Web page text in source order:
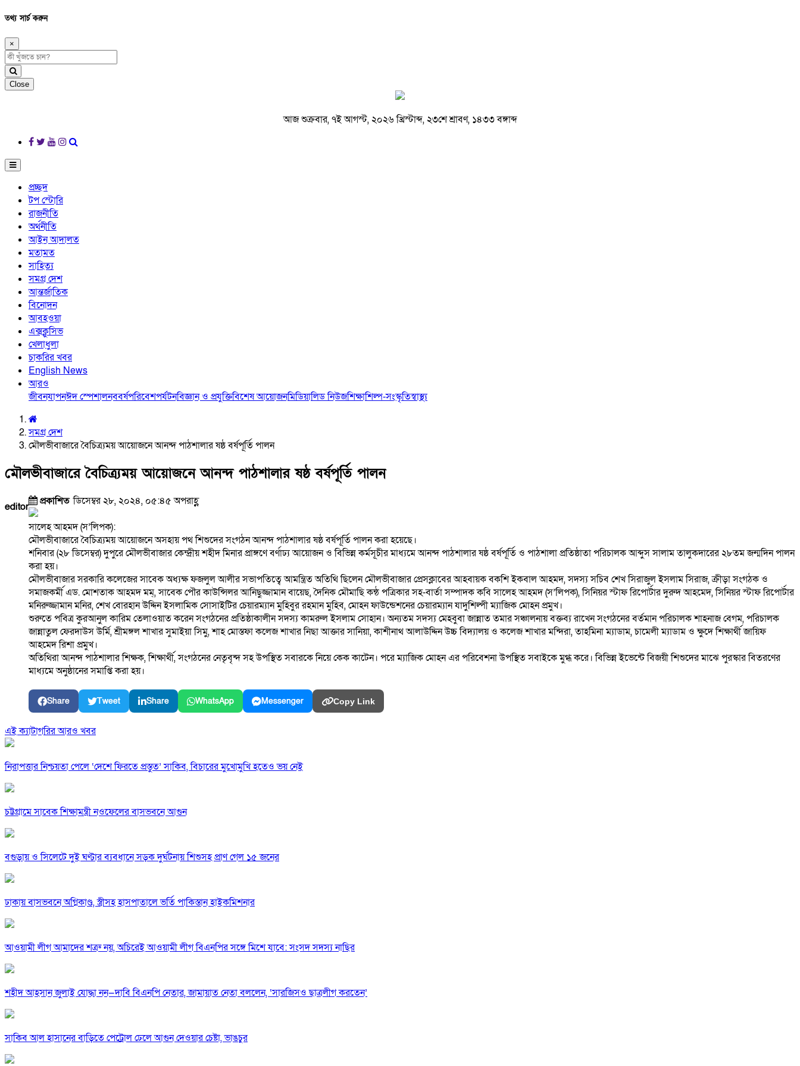
তথ্য সার্চ করুন
×
Close
আজ শুক্রবার, ৭ই আগস্ট, ২০২৬ খ্রিস্টাব্দ, ২৩শে শ্রাবণ, ১৪৩৩ বঙ্গাব্দ
প্রচ্ছদ
টপ স্টোরি
রাজনীতি
অর্থনীতি
আইন আদালত
মতামত
সাহিত্য
সমগ্র দেশ
আন্তর্জাতিক
বিনোদন
আবহওয়া
এক্সক্লুসিভ
খেলাধুলা
চাকরির খবর
English News
আরও
জীবনযাপনঈদ স্পেশালনববর্ষপরিবেশপর্যটনবিজ্ঞান ও প্রযুক্তিবিশেষ আয়োজনমিডিয়ালিড নিউজশিক্ষাশিল্প-সংস্কৃতিস্বাস্থ্য
সমগ্র দেশ
মৌলভীবাজারে বৈচিত্র্যময় আয়োজনে আনন্দ পাঠশালার ষষ্ঠ বর্ষপূর্তি পালন
মৌলভীবাজারে বৈচিত্র্যময় আয়োজনে আনন্দ পাঠশালার ষষ্ঠ বর্ষপূর্তি পালন
editor প্রকাশিতডিসেম্বর ২৮, ২০২৪, ০৫:৪৫ অপরাহ্ণ
সালেহ আহমদ (স’লিপক):
মৌলভীবাজারে বৈচিত্র্যময় আয়োজনে অসহায় পথ শিশুদের সংগঠন আনন্দ পাঠশালার ষষ্ঠ বর্ষপূর্তি পালন করা হয়েছে।
শনিবার (২৮ ডিসেম্বর) দুপুরে মৌলভীবাজার কেন্দ্রীয় শহীদ মিনার প্রাঙ্গণে বর্ণাঢ্য আয়োজন ও বিভিন্ন কর্মসূচীর মাধ্যমে আনন্দ পাঠশালার ষষ্ঠ বর্ষপূর্তি ও পাঠশালা প্রতিষ্ঠাতা পরিচালক আব্দুস সালাম তালুকদারের ২৮তম জন্মদিন পালন
করা হয়।
মৌলভীবাজার সরকারি কলেজের সাবেক অধ্যক্ষ ফজলুল আলীর সভাপতিত্বে আমন্ত্রিত অতিথি ছিলেন মৌলভীবাজার প্রেসক্লাবের আহবায়ক বকশি ইকবাল আহমদ, সদস্য সচিব শেখ সিরাজুল ইসলাম সিরাজ, ক্রীড়া সংগঠক ও
সমাজকর্মী এড. মোশতাক আহমদ মম্, সাবেক পৌর কাউন্সিলর আনিছুজ্জামান বায়েছ, দৈনিক মৌমাছি কন্ঠ পত্রিকার সহ-বার্তা সম্পাদক কবি সালেহ আহমদ (স’লিপক), সিনিয়র স্টাফ রিপোর্টার দুরুদ আহমেদ, সিনিয়র স্টাফ রিপোর্টার
মনিরুজ্জামান মনির, শেখ বোরহান উদ্দিন ইসলামিক সোসাইটির চেয়ারম্যান মুহিবুর রহমান মুহিব, মোহন ফাউন্ডেশনের চেয়ারম্যান যাদুশিল্পী ম্যাজিক মোহন প্রমুখ।
শুরুতে পবিত্র কুরআনুল কারিম তেলাওয়াত করেন সংগঠনের প্রতিষ্ঠাকালীন সদস্য কামরুল ইসলাম সোহান। অন্যতম সদস্য মেহবুবা জান্নাত তমার সঞ্চালনায় বক্তব্য রাখেন সংগঠনের বর্তমান পরিচালক শাহনাজ বেগম, পরিচালক
জান্নাতুল ফেরদাউস উর্মি, শ্রীমঙ্গল শাখার সুমাইয়া সিমু, শাহ মোস্তফা কলেজ শাখার নিছা আক্তার সানিয়া, কাশীনাথ আলাউদ্দিন উচ্চ বিদ্যালয় ও কলেজ শাখার মন্দিরা, তাহমিনা ম্যাডাম, চামেলী ম্যাডাম ও ক্ষুদে শিক্ষার্থী জায়িফ
আহমেদ রিশা প্রমুখ।
অতিথিরা আনন্দ পাঠশালার শিক্ষক, শিক্ষার্থী, সংগঠনের নেতৃবৃন্দ সহ উপস্থিত সবারকে নিয়ে কেক কাটেন। পরে ম্যাজিক মোহন এর পরিবেশনা উপস্থিত সবাইকে মুগ্ধ করে। বিভিন্ন ইভেন্টে বিজয়ী শিশুদের মাঝে পুরস্কার বিতরণের
মাধ্যমে অনুষ্ঠানের সমাপ্তি করা হয়।
Share Tweet Share WhatsApp Messenger Copy Link
এই ক্যাটাগরির আরও খবর
নিরাপত্তার নিশ্চয়তা পেলে ‘দেশে ফিরতে প্রস্তুত’ সাকিব, বিচারের মুখোমুখি হতেও ভয় নেই
চট্টগ্রামে সাবেক শিক্ষামন্ত্রী নওফেলের বাসভবনে আগুন
বগুড়ায় ও সিলেটে দুই ঘণ্টার ব্যবধানে সড়ক দুর্ঘটনায় শিশুসহ প্রাণ গেল ১৫ জনের
ঢাকায় বাসভবনে অগ্নিকাণ্ড, স্ত্রীসহ হাসপাতালে ভর্তি পাকিস্তান হাইকমিশনার
আওয়ামী লীগ আমাদের শত্রু নয়, অচিরেই আওয়ামী লীগ বিএনপির সঙ্গে মিশে যাবে: সংসদ সদস্য নাছির
শহীদ আহসান জুলাই যোদ্ধা নন—দাবি বিএনপি নেতার, জামায়াত নেতা বললেন, ‘সারজিসও ছাত্রলীগ করতেন’
সাকিব আল হাসানের বাড়িতে পেট্রোল ঢেলে আগুন দেওয়ার চেষ্টা, ভাঙচুর